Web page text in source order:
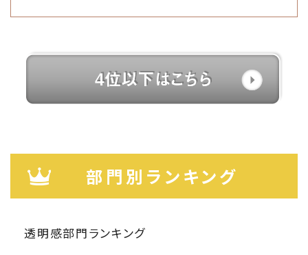
部門別ランキング
透明感部門ランキング